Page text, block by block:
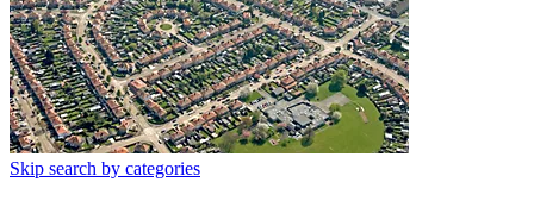
Skip search by categories